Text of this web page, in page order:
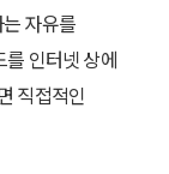
자유를
인터넷 상에
직접적인